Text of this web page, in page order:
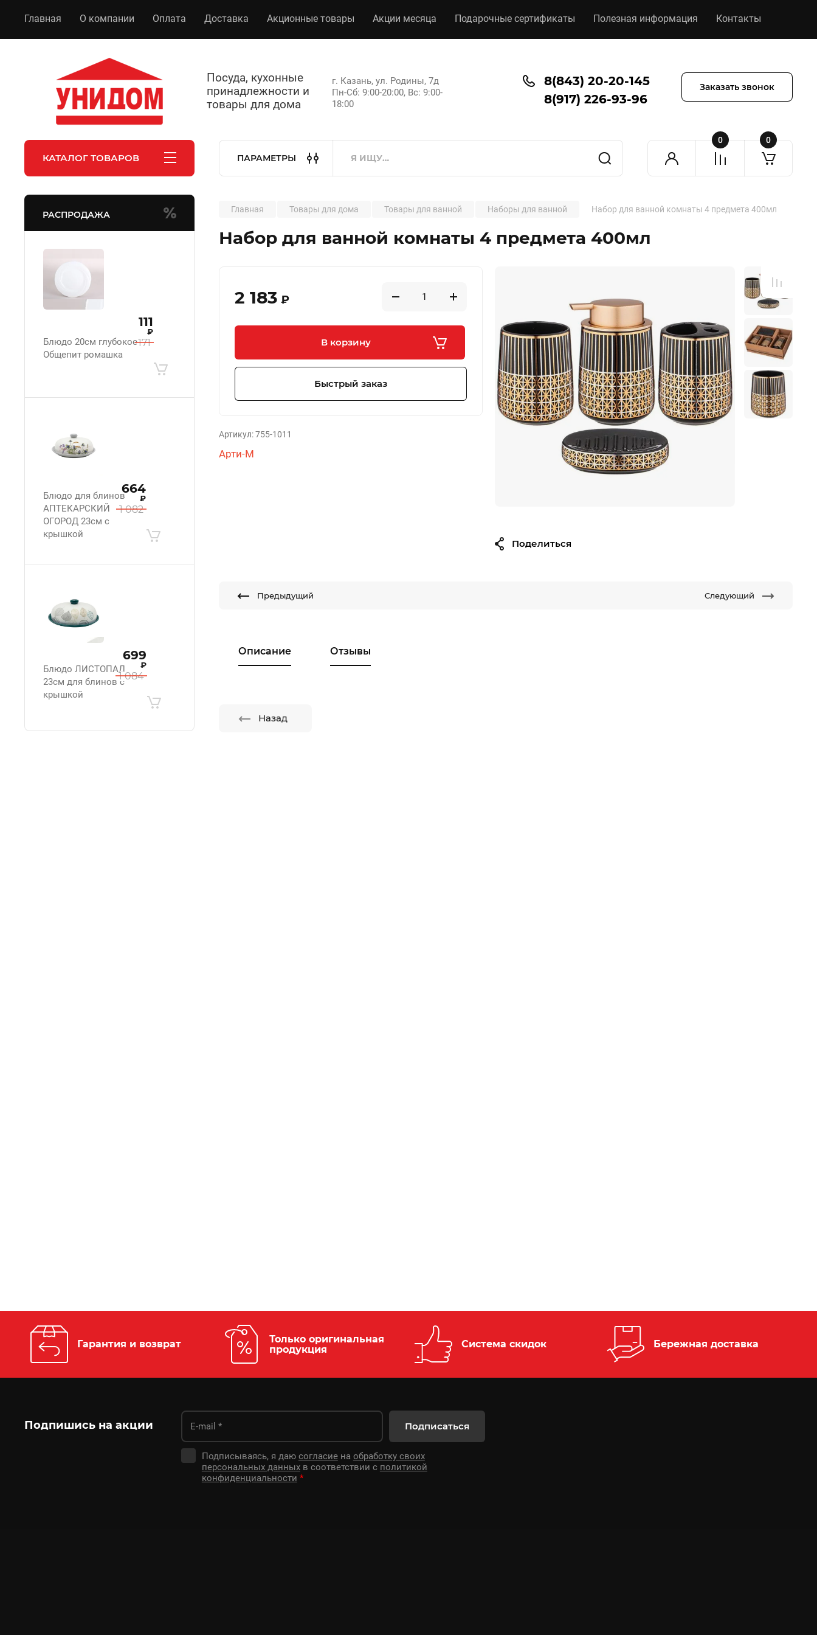
Главная О компании Оплата Доставка Акционные товары Акции месяца Подарочные сертификаты Полезная информация Контакты
Посуда, кухонные
принадлежности и
товары для дома
г. Казань, ул. Родины, 7д
Пн-Сб: 9:00-20:00, Вс: 9:00-
18:00
8(843) 20-20-145
8(917) 226-93-96
Заказать звонок
КАТАЛОГ ТОВАРОВ ПАРАМЕТРЫ
0 0
РАСПРОДАЖА
Блюдо 20см глубокое
Общепит ромашка
171
111
₽
Блюдо для блинов
АПТЕКАРСКИЙ
ОГОРОД 23см с
крышкой
1 082
664
₽
Блюдо ЛИСТОПАД
23см для блинов с
крышкой
1 084
699
₽
Главная Товары для дома Товары для ванной Наборы для ванной Набор для ванной комнаты 4 предмета 400мл
Набор для ванной комнаты 4 предмета 400мл
2 183 ₽
В корзину
Быстрый заказ
Артикул:755-1011
Арти-М
Поделиться
Предыдущий Следующий
Описание Отзывы
Назад
Гарантия и возврат
Только оригинальная
продукция
Система скидок Бережная доставка
Подпишись на акции
Подписываясь, я даю согласиена обработку своих
персональных данныхв соответствии с политикой
конфиденциальности *
Подписаться